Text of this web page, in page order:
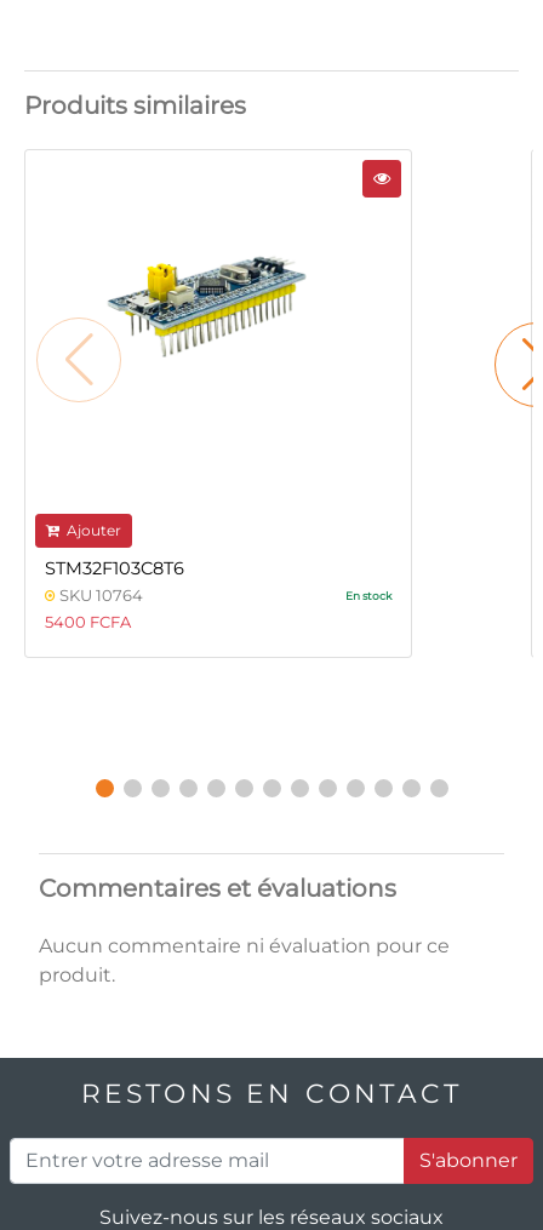
Produits similaires
Ajouter
STM32F103C8T6
SKU 10764 En stock
5400 FCFA
Commentaires et évaluations
Aucun commentaire ni évaluation pour ce
produit.
RESTONS EN CONTACT
S'abonner
Suivez-nous sur les réseaux sociaux